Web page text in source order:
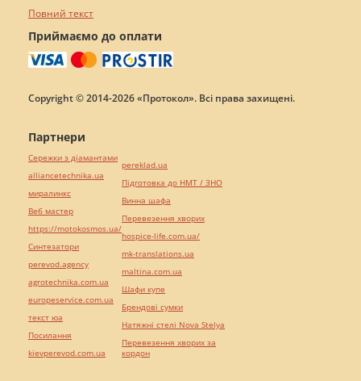
Повний текст
Приймаємо до оплати
Copyright © 2014-2026 «Протокол». Всі права захищені.
Партнери
Сережки з діамантами
alliancetechnika.ua
миралинкс
Веб мастер
https://motokosmos.ua/
Синтезатори
perevod.agency
agrotechnika.com.ua
europeservice.com.ua
текст юа
Посилання
kievperevod.com.ua
pereklad.ua
Підготовка до НМТ / ЗНО
Винна шафа
Перевезення хворих
hospice-life.com.ua/
mk-translations.ua
maltina.com.ua
Шафи купе
Брендові сумки
Натяжні стелі Nova Stelya
Перевезення хворих за
кордон